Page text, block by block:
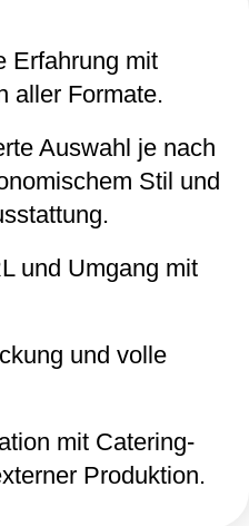
Erfahrung mit
aller Formate.
Auswahl je nach
Stil und
und Umgang mit
und volle
mit Catering-
Produktion.